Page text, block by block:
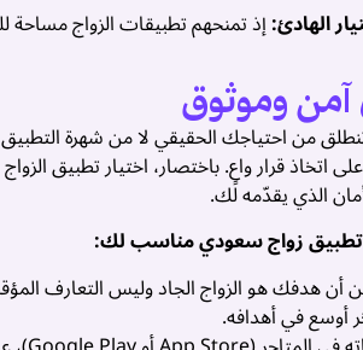
الهادئ:إذ تمنحهم تطبيقات الزواج مساحة
آمن وموثوق
من احتياجك الحقيقي لا من شهرة
اتخاذ قرار واعٍ. باختصار، اختيار تطبيق
الذي يقدّمه لك.
تطبيق زواج سعودي مناسب لك:
هدفك هو الزواج الجاد وليس التعارف
أوسع في أهدافه.